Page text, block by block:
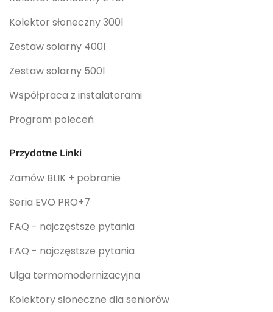
Kolektor słoneczny 300l
Zestaw solarny 400l
Zestaw solarny 500l
Współpraca z instalatorami
Program poleceń
Przydatne Linki
Zamów BLIK + pobranie
Seria EVO PRO+7
FAQ - najczęstsze pytania
FAQ - najczęstsze pytania
Ulga termomodernizacyjna
Kolektory słoneczne dla seniorów